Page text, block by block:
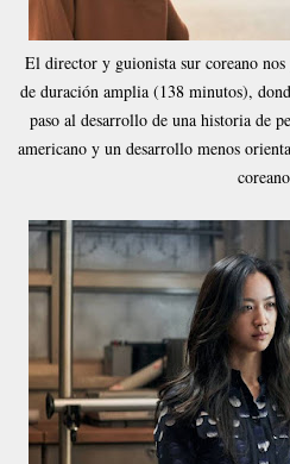
El director y guionista sur coreano
de duración amplia (138 minutos),
paso al desarrollo de una historia de
americano y un desarrollo menos